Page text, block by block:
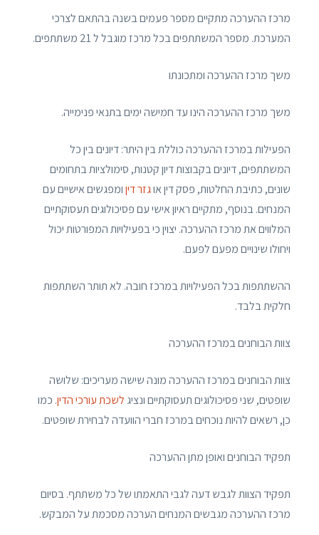
מרכז ההערכה מתקיים מספר פעמים בשנה בהתאם לצרכי
המערכת. מספר המשתתפים בכל מרכז מוגבל ל 21 משתתפים.
משך מרכז ההערכה ומתכונתו
משך מרכז ההערכה הינו עד חמישה ימים בתנאי פנימייה.
הפעילות במרכז ההערכה כוללת בין היתר: דיונים בין כל
המשתתפים, דיונים בקבוצות דיון קטנות, סימולציות בתחומים
שונים, כתיבת החלטות, פסק דין אוגזר דיןומפגשים אישיים עם
המנחים. בנוסף, מתקיים ראיון אישי עם פסיכולוגים תעסוקתיים
המלווים את מרכז ההערכה. יצוין כי בפעילויות המפורטות יכול
ויחולו שינויים מפעם לפעם.
ההשתתפות בכל הפעילויות במרכז חובה. לא תותר השתתפות
חלקית בלבד.
צוות הבוחנים במרכז ההערכה
צוות הבוחנים במרכז ההערכה מונה שישה מעריכים: שלושה
שופטים, שני פסיכולוגים תעסוקתיים ונציג לשכת עורכי הדין. כמו
כן, רשאים להיות נוכחים במרכז חברי הוועדה לבחירת שופטים.
תפקיד הבוחנים ואופן מתן ההערכה
תפקיד הצוות לגבש דעה לגבי התאמתו של כל משתתף. בסיום
מרכז ההערכה מגבשים המנחים הערכה מסכמת על המבקש.